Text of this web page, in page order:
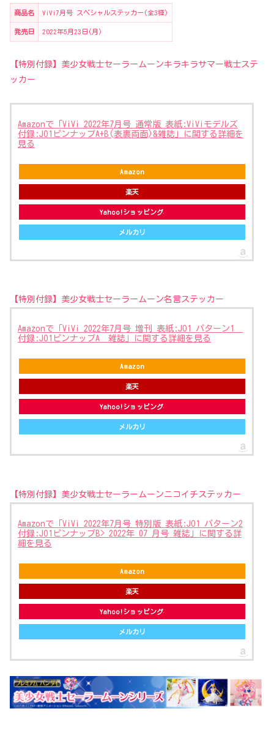
商品名 ViVi7月号 スペシャルステッカー(全3種)
発売日 2022年5月23日(月)
【特別付録】美少女戦士セーラームーンキラキラサマー戦士ステ
ッカー
Amazonで「ViVi 2022年7月号 通常版 表紙:ViViモデルズ
付録:JO1ピンナップA+B(表裏両面)&雑誌」に関する詳細を
見る
Amazon
楽天
Yahoo!ショッピング
メルカリ
【特別付録】美少女戦士セーラームーン名言ステッカー
Amazonで「ViVi 2022年7月号 増刊 表紙:JO1 パターン1
付録:JO1ピンナップA 雑誌」に関する詳細を見る
Amazon
楽天
Yahoo!ショッピング
メルカリ
【特別付録】美少女戦士セーラームーンニコイチステッカー
Amazonで「ViVi 2022年7月号 特別版 表紙:JO1 パターン2
付録:JO1ピンナップB> 2022年 07 月号 雑誌」に関する詳
細を見る
Amazon
楽天
Yahoo!ショッピング
メルカリ